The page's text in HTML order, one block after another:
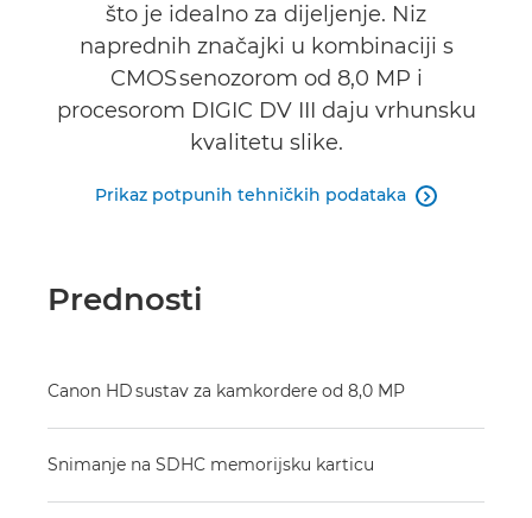
što je idealno za dijeljenje. Niz
naprednih značajki u kombinaciji s
CMOS senozorom od 8,0 MP i
procesorom DIGIC DV III daju vrhunsku
kvalitetu slike.
Prikaz potpunih tehničkih podataka 
Prednosti
Canon HD sustav za kamkordere od 8,0 MP
Snimanje na SDHC memorijsku karticu